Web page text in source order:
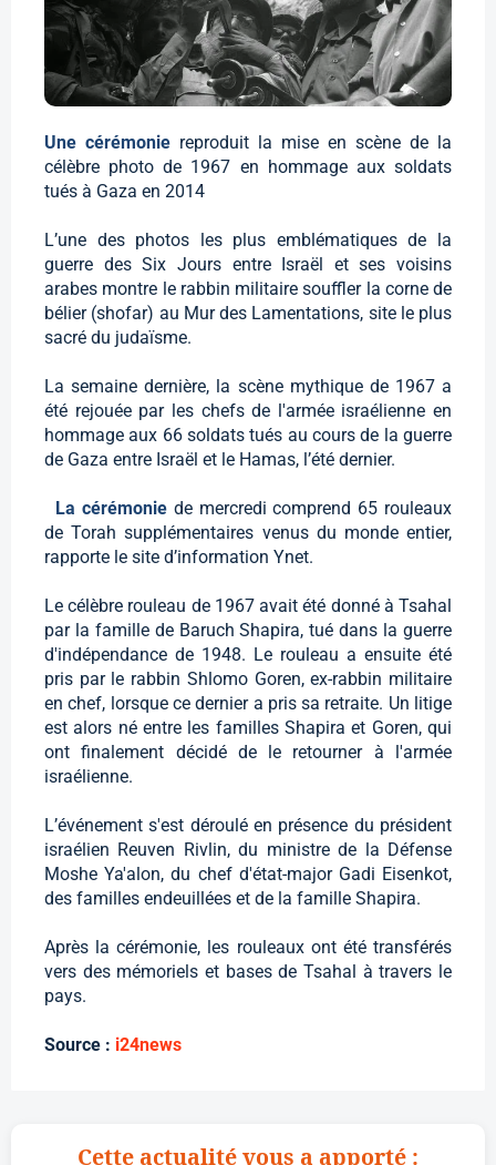
Une cérémonie reproduit la mise en scène de la
célèbre photo de 1967 en hommage aux soldats
tués à Gaza en 2014
L’une des photos les plus emblématiques de la
guerre des Six Jours entre Israël et ses voisins
arabes montre le rabbin militaire souffler la corne de
bélier (shofar) au Mur des Lamentations, site le plus
sacré du judaïsme.
La semaine dernière, la scène mythique de 1967 a
été rejouée par les chefs de l'armée israélienne en
hommage aux 66 soldats tués au cours de la guerre
de Gaza entre Israël et le Hamas, l’été dernier.
La cérémonie de mercredi comprend 65 rouleaux
de Torah supplémentaires venus du monde entier,
rapporte le site d’information Ynet.
Le célèbre rouleau de 1967 avait été donné à Tsahal
par la famille de Baruch Shapira, tué dans la guerre
d'indépendance de 1948. Le rouleau a ensuite été
pris par le rabbin Shlomo Goren, ex-rabbin militaire
en chef, lorsque ce dernier a pris sa retraite. Un litige
est alors né entre les familles Shapira et Goren, qui
ont finalement décidé de le retourner à l'armée
israélienne.
L’événement s'est déroulé en présence du président
israélien Reuven Rivlin, du ministre de la Défense
Moshe Ya'alon, du chef d'état-major Gadi Eisenkot,
des familles endeuillées et de la famille Shapira.
Après la cérémonie, les rouleaux ont été transférés
vers des mémoriels et bases de Tsahal à travers le
pays.
Source : i24news
Cette actualité vous a apporté :